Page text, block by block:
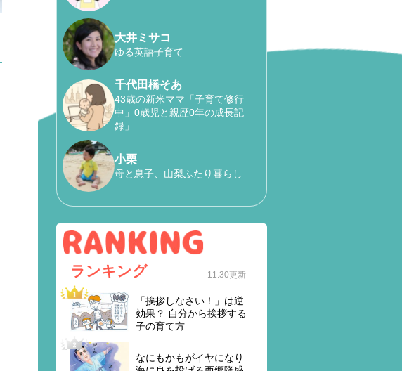
大井ミサコ
ゆる英語子育て
千代田橋そあ
43歳の新米ママ「子育て修行
中」0歳児と親歴0年の成長記
録」
小栗
母と息子、山梨ふたり暮らし
ランキング 11:30更新
「挨拶しなさい！」は逆
効果？ 自分から挨拶する
子の育て方
なにもかもがイヤになり